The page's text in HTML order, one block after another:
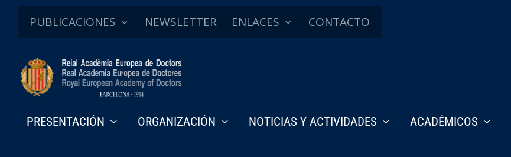
PUBLICACIONES NEWSLETTER ENLACES CONTACTO
PRESENTACIÓN ORGANIZACIÓN NOTICIAS Y ACTIVIDADES ACADÉMICOS